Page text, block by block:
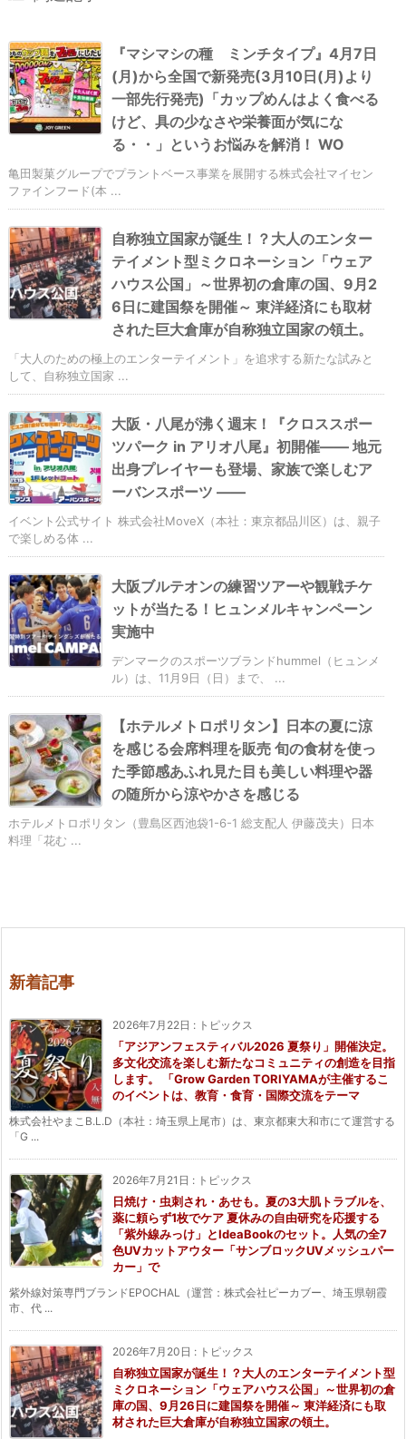
『マシマシの種 ミンチタイプ』4月7日
(月)から全国で新発売(3月10日(月)より
一部先行発売)「カップめんはよく食べる
けど、具の少なさや栄養面が気にな
る・・」というお悩みを解消！ WO
亀田製菓グループでプラントベース事業を展開する株式会社マイセン
ファインフード(本 ...
自称独立国家が誕生！？大人のエンター
テイメント型ミクロネーション「ウェア
ハウス公国」～世界初の倉庫の国、9月2
6日に建国祭を開催～ 東洋経済にも取材
された巨大倉庫が自称独立国家の領土。
「大人のための極上のエンターテイメント」を追求する新たな試みと
して、自称独立国家 ...
大阪・八尾が沸く週末！『クロススポー
ツパーク in アリオ八尾』初開催―― 地元
出身プレイヤーも登場、家族で楽しむア
ーバンスポーツ ――
イベント公式サイト 株式会社MoveX（本社：東京都品川区）は、親子
で楽しめる体 ...
大阪ブルテオンの練習ツアーや観戦チケ
ットが当たる！ヒュンメルキャンペーン
実施中
デンマークのスポーツブランドhummel（ヒュンメ
ル）は、11月9日（日）まで、 ...
【ホテルメトロポリタン】日本の夏に涼
を感じる会席料理を販売 旬の食材を使っ
た季節感あふれ見た目も美しい料理や器
の随所から涼やかさを感じる
ホテルメトロポリタン（豊島区西池袋1-6-1 総支配人 伊藤茂夫）日本
料理「花む ...
新着記事
2026年7月22日 : トピックス
「アジアンフェスティバル2026 夏祭り」開催決定。
多文化交流を楽しむ新たなコミュニティの創造を目指
します。 「Grow Garden TORIYAMAが主催するこ
のイベントは、教育・食育・国際交流をテーマ
株式会社やまこB.L.D（本社：埼玉県上尾市）は、東京都東大和市にて運営する
「G ...
2026年7月21日 : トピックス
日焼け・虫刺され・あせも。夏の3大肌トラブルを、
薬に頼らず1枚でケア 夏休みの自由研究を応援する
「紫外線みっけ」とIdeaBookのセット。人気の全7
色UVカットアウター「サンブロックUVメッシュパー
カー」で
紫外線対策専門ブランドEPOCHAL（運営：株式会社ピーカブー、埼玉県朝霞
市、代 ...
2026年7月20日 : トピックス
自称独立国家が誕生！？大人のエンターテイメント型
ミクロネーション「ウェアハウス公国」～世界初の倉
庫の国、9月26日に建国祭を開催～ 東洋経済にも取
材された巨大倉庫が自称独立国家の領土。